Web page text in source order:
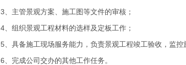
3、主管景观方案、施工图等文件的审核；
4、组织景观工程材料的选样及定板工作；
5、具备施工现场服务能力，负责景观工程竣工验收，监控
6、完成公司交办的其他工作任务。